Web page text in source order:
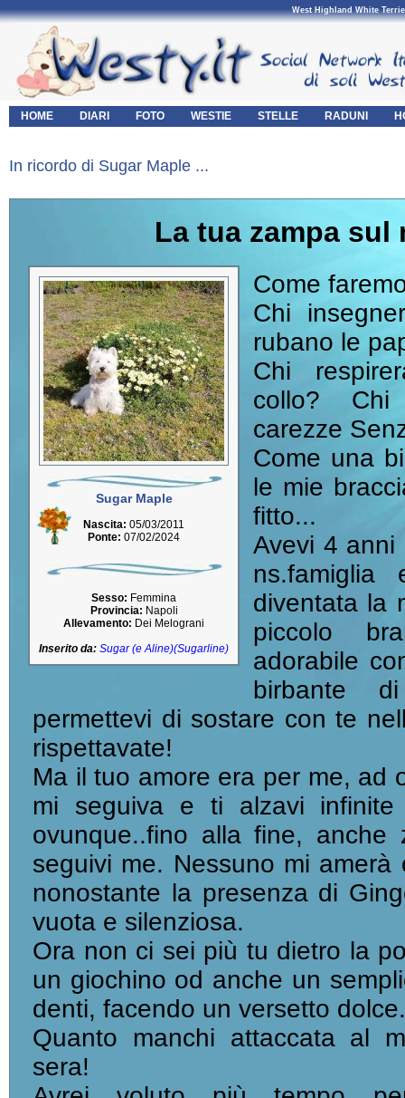
West Highland White
HOME DIARI FOTO WESTIE STELLE RADUNI
In ricordo di Sugar Maple ...
La tua zampa sul
Sugar Maple
Nascita: 05/03/2011
Ponte: 07/02/2024
Sesso: Femmina
Provincia: Napoli
Allevamento: Dei Melograni
Inserito da: Sugar (e Aline)(Sugarline)
Come
Chi
rubano le
Chi
collo?
carezze
Come una
le mie
fitto...
Avevi 4 anni
diventata la
piccolo
adorabile
birbante
permettevi di sostare con te
rispettavate!
Ma il tuo amore era per me, ad
mi seguiva e ti alzavi infinite
ovunque..fino alla fine, anche
seguivi me. Nessuno mi
nonostante la presenza di
vuota e silenziosa.
Ora non ci sei più tu dietro la
un giochino od anche un
denti, facendo un versetto dolce.
Quanto manchi attaccata al
sera!